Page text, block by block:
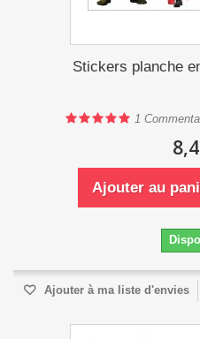
Stickers planche
1
Ajouter au
Ajouter à ma liste d'envies